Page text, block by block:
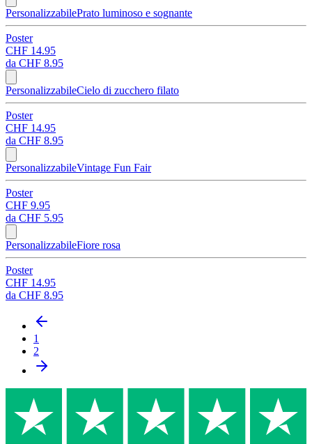
PersonalizzabilePrato luminoso e sognante
Poster
CHF 14.95
da CHF 8.95
PersonalizzabileCielo di zucchero filato
Poster
CHF 14.95
da CHF 8.95
PersonalizzabileVintage Fun Fair
Poster
CHF 9.95
da CHF 5.95
PersonalizzabileFiore rosa
Poster
CHF 14.95
da CHF 8.95
1
2